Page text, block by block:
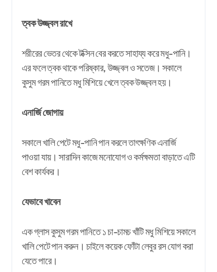
ত্বক উজ্জ্বল রাখে
শরীরের ভেতর থেকে টক্সিন বের করতে সাহায্য করে মধু-পানি।
এর ফলে ত্বক থাকে পরিষ্কার, উজ্জ্বল ও সতেজ। সকালে
কুসুম গরম পানিতে মধু মিশিয়ে খেলে ত্বক উজ্জ্বল হয়।
এনার্জি জোগায়
সকালে খালি পেটে মধু-পানি পান করলে তাৎক্ষণিক এনার্জি
পাওয়া যায়। সারাদিন কাজে মনোযোগ ও কর্মক্ষমতা বাড়াতে এটি
বেশ কার্যকর।
যেভাবে খাবেন
এক গ্লাস কুসুম গরম পানিতে ১ চা-চামচ খাঁটি মধু মিশিয়ে সকালে
খালি পেটে পান করুন। চাইলে কয়েক ফোঁটা লেবুর রস যোগ করা
যেতে পারে।